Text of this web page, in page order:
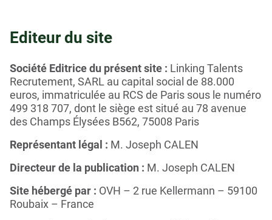
Editeur du site
Société Editrice du présent site : Linking Talents
Recrutement, SARL au capital social de 88.000
euros, immatriculée au RCS de Paris sous le numéro
499 318 707, dont le siège est situé au 78 avenue
des Champs Élysées B562, 75008 Paris
Représentant légal : M. Joseph CALEN
Directeur de la publication : M. Joseph CALEN
Site hébergé par : OVH – 2 rue Kellermann – 59100
Roubaix – France